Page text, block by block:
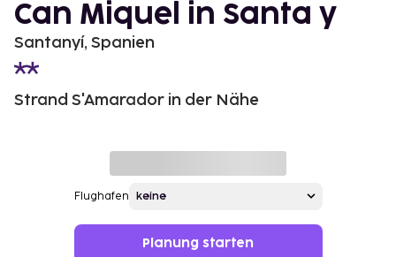
Can Miquel in Santa y
Santanyí, Spanien
Strand S'Amarador in der Nähe
Flughafen
Planung starten